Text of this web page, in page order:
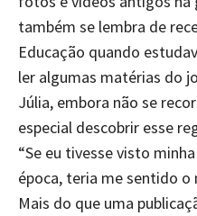
também se lembra de
Educação quando
ler algumas matérias do
Júlia, embora não se
especial descobrir esse
“Se eu tivesse visto
época, teria me sentido o
Mais do que uma